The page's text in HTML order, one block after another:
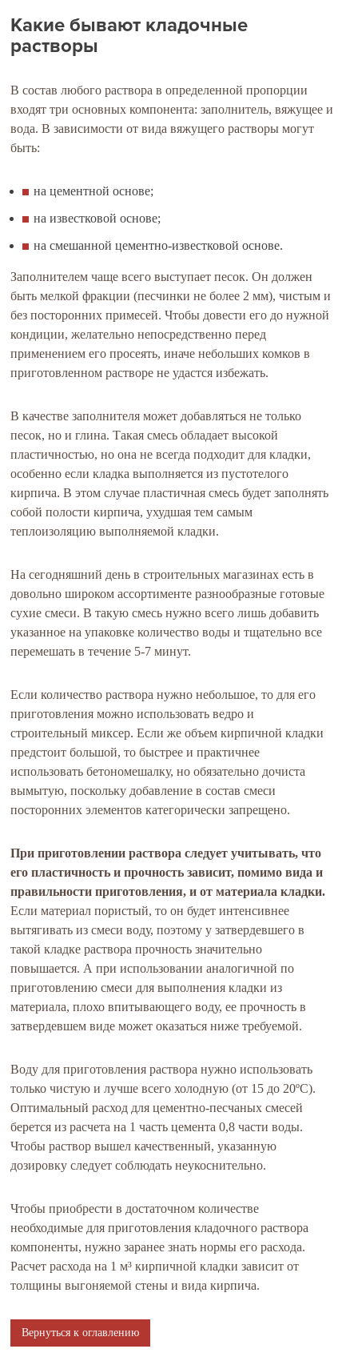
Какие бывают кладочные
растворы
В состав любого раствора в определенной пропорции
входят три основных компонента: заполнитель, вяжущее и
вода. В зависимости от вида вяжущего растворы могут
быть:
на цементной основе;
на известковой основе;
на смешанной цементно-известковой основе.
Заполнителем чаще всего выступает песок. Он должен
быть мелкой фракции (песчинки не более 2 мм), чистым и
без посторонних примесей. Чтобы довести его до нужной
кондиции, желательно непосредственно перед
применением его просеять, иначе небольших комков в
приготовленном растворе не удастся избежать.
В качестве заполнителя может добавляться не только
песок, но и глина. Такая смесь обладает высокой
пластичностью, но она не всегда подходит для кладки,
особенно если кладка выполняется из пустотелого
кирпича. В этом случае пластичная смесь будет заполнять
собой полости кирпича, ухудшая тем самым
теплоизоляцию выполняемой кладки.
На сегодняшний день в строительных магазинах есть в
довольно широком ассортименте разнообразные готовые
сухие смеси. В такую смесь нужно всего лишь добавить
указанное на упаковке количество воды и тщательно все
перемешать в течение 5-7 минут.
Если количество раствора нужно небольшое, то для его
приготовления можно использовать ведро и
строительный миксер. Если же объем кирпичной кладки
предстоит большой, то быстрее и практичнее
использовать бетономешалку, но обязательно дочиста
вымытую, поскольку добавление в состав смеси
посторонних элементов категорически запрещено.
При приготовлении раствора следует учитывать, что
его пластичность и прочность зависит, помимо вида и
правильности приготовления, и от материала кладки.
Если материал пористый, то он будет интенсивнее
вытягивать из смеси воду, поэтому у затвердевшего в
такой кладке раствора прочность значительно
повышается. А при использовании аналогичной по
приготовлению смеси для выполнения кладки из
материала, плохо впитывающего воду, ее прочность в
затвердевшем виде может оказаться ниже требуемой.
Воду для приготовления раствора нужно использовать
только чистую и лучше всего холодную (от 15 до 20ºС).
Оптимальный расход для цементно-песчаных смесей
берется из расчета на 1 часть цемента 0,8 части воды.
Чтобы раствор вышел качественный, указанную
дозировку следует соблюдать неукоснительно.
Чтобы приобрести в достаточном количестве
необходимые для приготовления кладочного раствора
компоненты, нужно заранее знать нормы его расхода.
Расчет расхода на 1 м³ кирпичной кладки зависит от
толщины выгоняемой стены и вида кирпича.
Вернуться к оглавлению